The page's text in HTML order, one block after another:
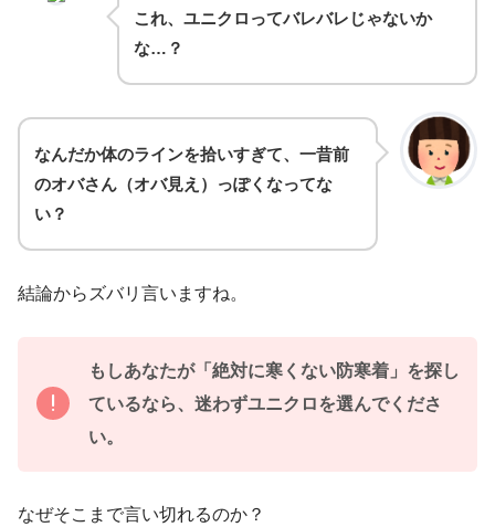
これ、ユニクロってバレバレじゃないか
な…？
なんだか体のラインを拾いすぎて、一昔前
のオバさん（オバ見え）っぽくなってな
い？
結論からズバリ言いますね。
もしあなたが「絶対に寒くない防寒着」を探し
ているなら、迷わずユニクロを選んでくださ
い。
なぜそこまで言い切れるのか？